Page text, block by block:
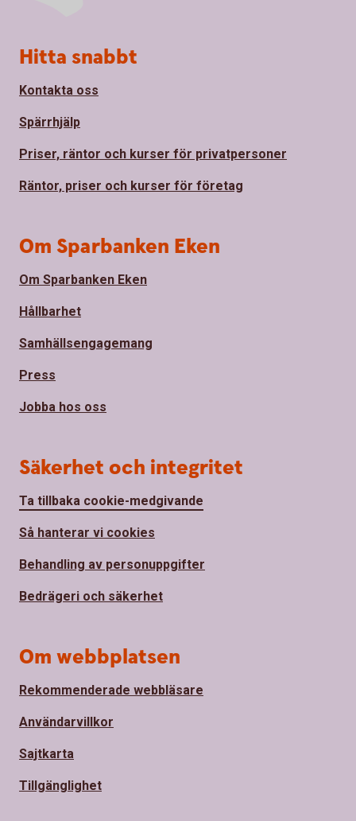
Sidfot
Hitta snabbt
Kontakta oss
Spärrhjälp
Priser, räntor och kurser för privatpersoner
Räntor, priser och kurser för företag
Om Sparbanken Eken
Om Sparbanken Eken
Hållbarhet
Samhällsengagemang
Press
Jobba hos oss
Säkerhet och integritet
Ta tillbaka cookie-medgivande
Så hanterar vi cookies
Behandling av personuppgifter
Bedrägeri och säkerhet
Om webbplatsen
Rekommenderade webbläsare
Användarvillkor
Sajtkarta
Tillgänglighet